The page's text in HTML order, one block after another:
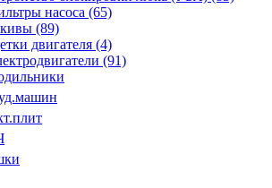
насоса (65)
(89)
двигателя (4)
(91)